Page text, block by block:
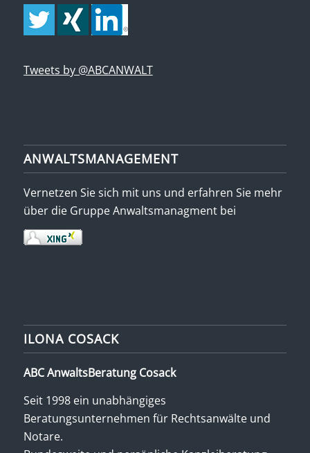
Tweets by @ABCANWALT
ANWALTSMANAGEMENT
Vernetzen Sie sich mit uns und erfahren Sie mehr
über die Gruppe Anwaltsmanagment bei
ILONA COSACK
ABC AnwaltsBeratung Cosack
Seit 1998 ein unabhängiges
Beratungsunternehmen für Rechtsanwälte und
Notare.